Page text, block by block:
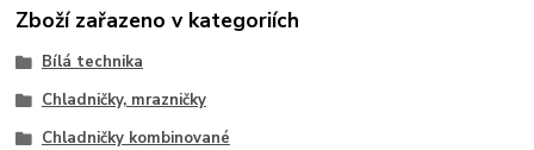
Zboží zařazeno v kategoriích
Bílá technika
Chladničky, mrazničky
Chladničky kombinované